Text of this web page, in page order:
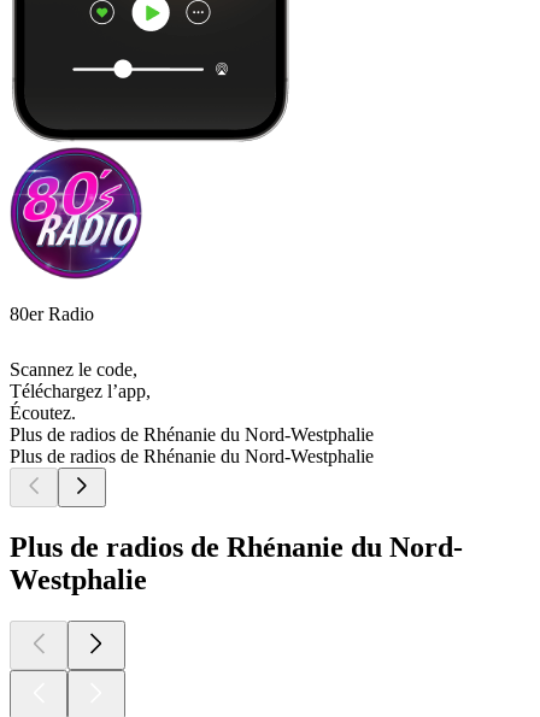
80er Radio
Scannez le code,
Téléchargez l’app,
Écoutez.
Plus de radios de Rhénanie du Nord-Westphalie
Plus de radios de Rhénanie du Nord-Westphalie
Plus de radios de Rhénanie du Nord-
Westphalie